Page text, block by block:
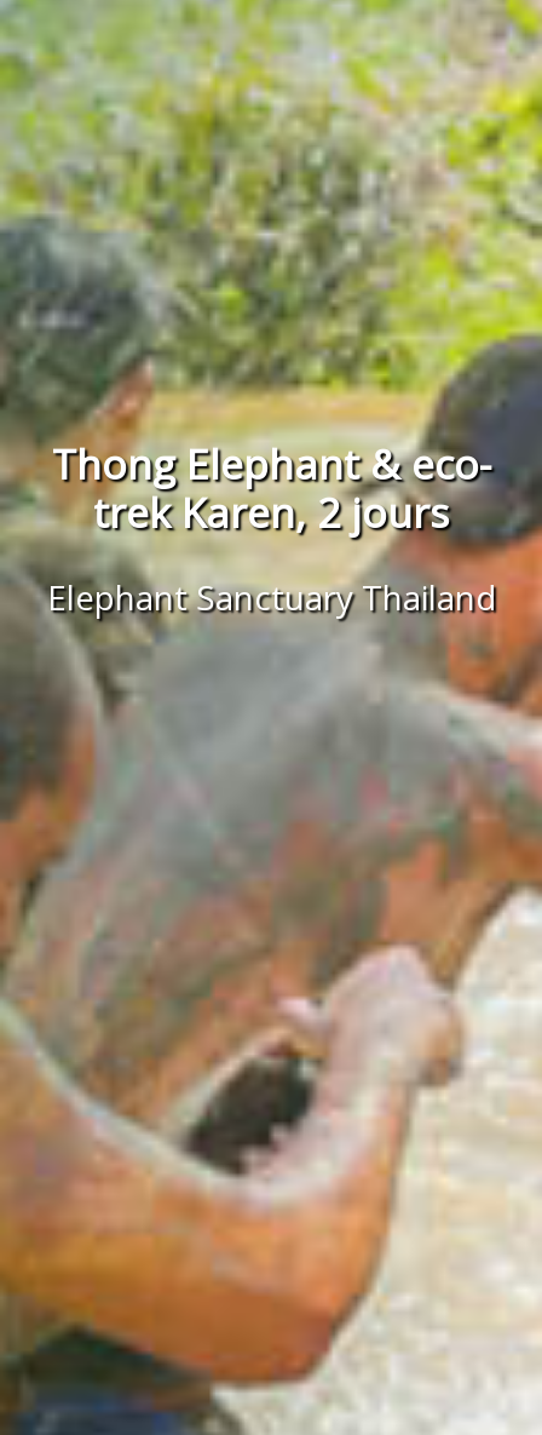
Thong Elephant & eco-
trek Karen, 2 jours
Elephant Sanctuary Thailand